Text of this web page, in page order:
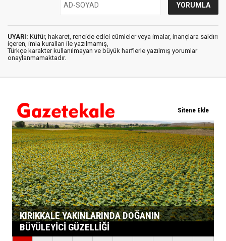
UYARI: Küfür, hakaret, rencide edici cümleler veya imalar, inançlara saldırı
içeren, imla kuralları ile yazılmamış,
Türkçe karakter kullanılmayan ve büyük harflerle yazılmış yorumlar
onaylanmamaktadır.